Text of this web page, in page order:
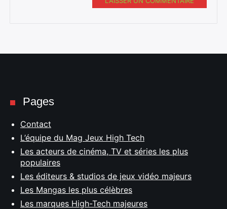
Pages
Contact
L’équipe du Mag Jeux High Tech
Les acteurs de cinéma, TV et séries les plus
populaires
Les éditeurs & studios de jeux vidéo majeurs
Les Mangas les plus célèbres
Les marques High-Tech majeures